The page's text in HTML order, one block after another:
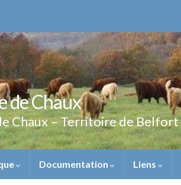
de Chaux
Chaux – Territoire de Belfort
Documentation Liens